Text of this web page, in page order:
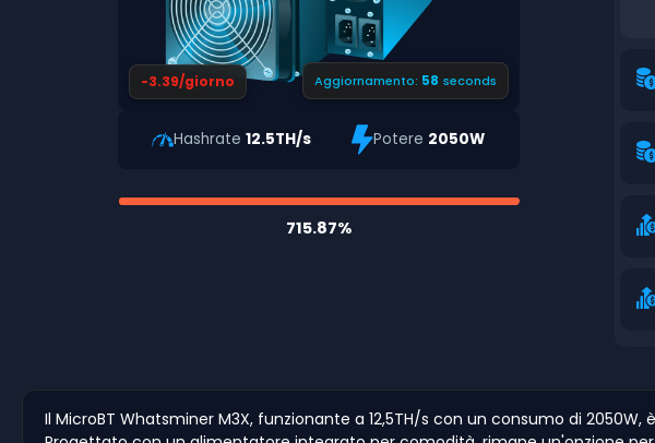
-3.39/giorno Aggiornamento: 57 seconds
Hashrate12.5TH/s Potere 2050W
715.87%
Il MicroBT Whatsminer M3X, funzionante a 12,5TH/s con un consumo di